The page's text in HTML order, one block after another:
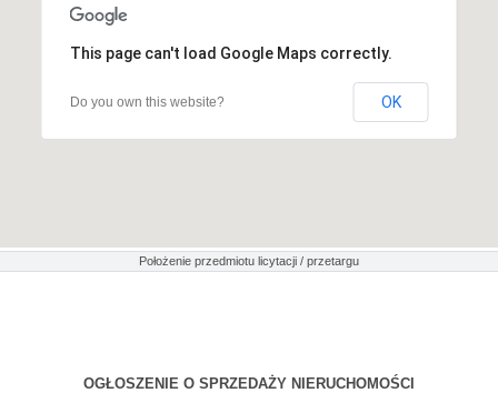
This page can't load Google Maps correctly.
Do you own this website? OK
Położenie przedmiotu licytacji / przetargu
OGŁOSZENIE O SPRZEDAŻY NIERUCHOMOŚCI